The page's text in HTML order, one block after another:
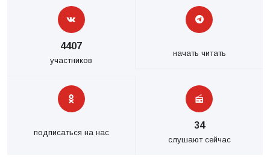
4407
участников
начать читать
подписаться на нас
34
слушают сейчас